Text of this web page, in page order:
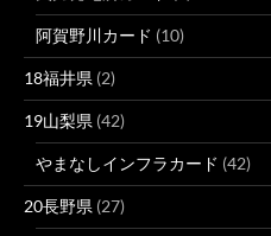
阿賀野川カード (10)
18福井県 (2)
19山梨県 (42)
やまなしインフラカード (42)
20長野県 (27)